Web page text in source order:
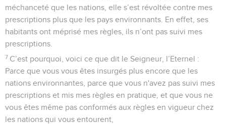
méchanceté que les nations, elle s’est révoltée contre mes
prescriptions plus que les pays environnants. En effet, ses
habitants ont méprisé mes règles, ils n’ont pas suivi mes
prescriptions.
7 C’est pourquoi, voici ce que dit le Seigneur, l’Eternel :
Parce que vous vous êtes insurgés plus encore que les
nations environnantes, parce que vous n'avez pas suivi mes
prescriptions et mis mes règles en pratique, et que vous ne
vous êtes même pas conformés aux règles en vigueur chez
les nations qui vous entourent,